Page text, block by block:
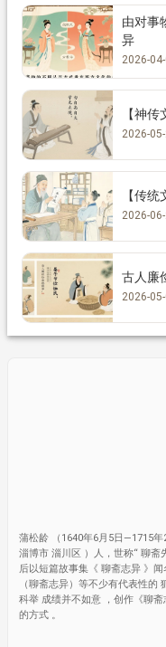
由对事
异
2026-
【神
2026-
【传
2026-
古人廉
2026-
蒲松龄 （1640年6月5日—1715
淄博市 淄川区 ）人，世称“ 聊斋
后以短篇故事集《 聊斋志异 》
（聊斋志异）等不少有代表性的
科举 成绩并不如意 ，创作《聊
的方式 。